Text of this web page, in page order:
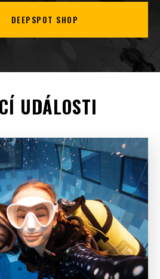
DEEPSPOT SHOP
UDÁLOSTI